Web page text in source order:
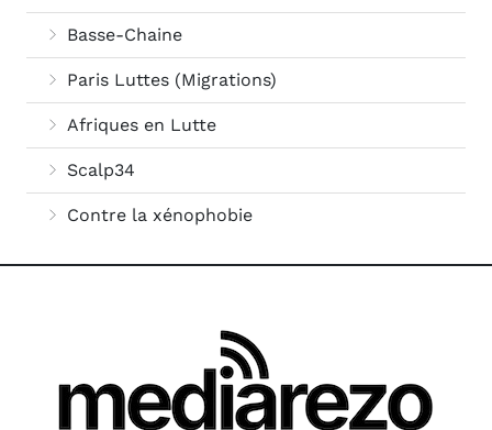
Basse-Chaine
Paris Luttes (Migrations)
Afriques en Lutte
Scalp34
Contre la xénophobie